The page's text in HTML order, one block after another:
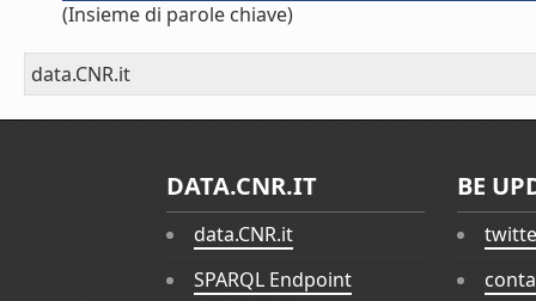
(Insieme di parole chiave)
data.CNR.it
DATA.CNR.IT
data.CNR.it
SPARQL Endpoint
BE